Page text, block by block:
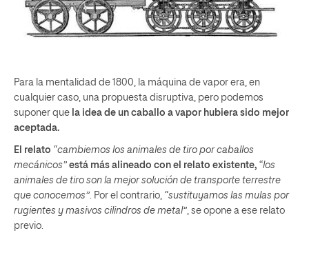
Para la mentalidad de 1800, la máquina de vapor era, en
cualquier caso, una propuesta disruptiva, pero podemos
suponer que la idea de un caballo a vapor hubiera sido mejor
aceptada.
El relato “cambiemos los animales de tiro por caballos
mecánicos” está más alineado con el relato existente, “los
animales de tiro son la mejor solución de transporte terrestre
que conocemos”. Por el contrario, “sustituyamos las mulas por
rugientes y masivos cilindros de metal”, se opone a ese relato
previo.